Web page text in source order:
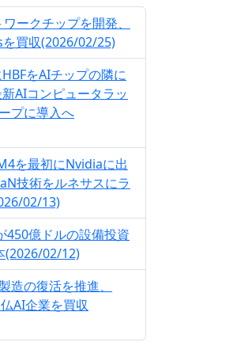
ークチップを開発、
買収(2026/02/25)
をAIチップの隣に
AIコンピュータラッ
プに導入へ
を最初にNvidiaに出
技術をルネサスにラ
02/13)
450億ドルの設備投資
(2026/02/12)
造の復活を推進、
AI企業を買収